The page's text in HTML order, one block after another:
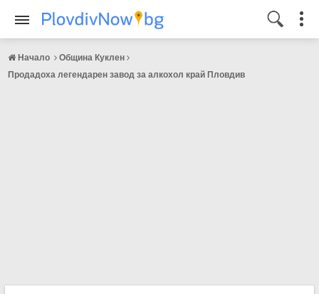
Начало
Община Куклен
Продадоха легендарен завод за алкохол край Пловдив